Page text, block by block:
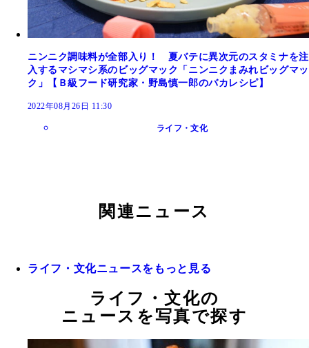
ニンニク調味料が全部入り！ 夏バテに異次元のスタミナを注
入するマシマシ系のビッグマック「ニンニクまみれビッグマッ
ク」【Ｂ級フード研究家・野島慎一郎のバカレシピ】
2022年08月26日 11:30
ライフ・文化
関連ニュース
ライフ・文化ニュースをもっと見る
ライフ・文化の
ニュースを写真で探す